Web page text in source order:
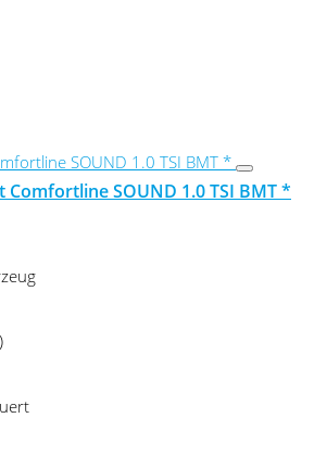
Comfortline SOUND 1.0 TSI BMT *